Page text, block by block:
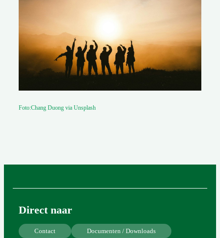
Foto:Chang Duong via Unsplash
Direct naar
Contact Documenten / Downloads